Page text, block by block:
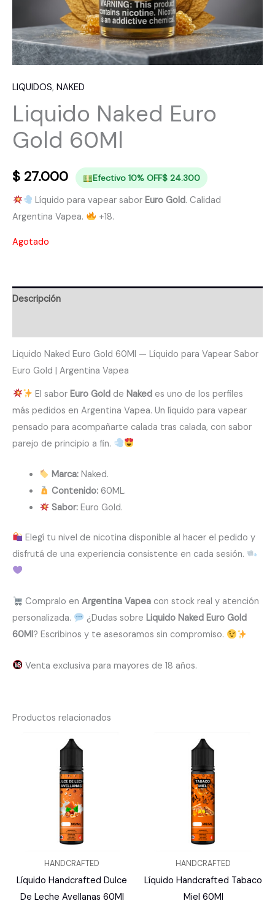
LIQUIDOS, NAKED
Liquido Naked Euro
Gold 60Ml
$ 27.000 Efectivo 10% OFF$24.300
Líquido para vapear sabor Euro Gold. Calidad
Argentina Vapea.
+18.
Agotado
Descripción
Liquido Naked Euro Gold 60Ml — Líquido para Vapear Sabor
Euro Gold | Argentina Vapea
El sabor Euro Gold de Naked es uno de los perfiles
más pedidos en Argentina Vapea. Un líquido para vapear
pensado para acompañarte calada tras calada, con sabor
parejo de principio a fin.
Marca: Naked.
Contenido: 60ML.
Sabor: Euro Gold.
Elegí tu nivel de nicotina disponible al hacer el pedido y
disfrutá de una experiencia consistente en cada sesión.
Compralo en Argentina Vapeacon stock real y atención
personalizada.
¿Dudas sobre Liquido Naked Euro Gold
60Ml? Escribinos y te asesoramos sin compromiso.
Venta exclusiva para mayores de 18 años.
Productos relacionados
HANDCRAFTED
Líquido Handcrafted Dulce
De Leche Avellanas 60Ml
HANDCRAFTED
Líquido Handcrafted Tabaco
Miel 60Ml